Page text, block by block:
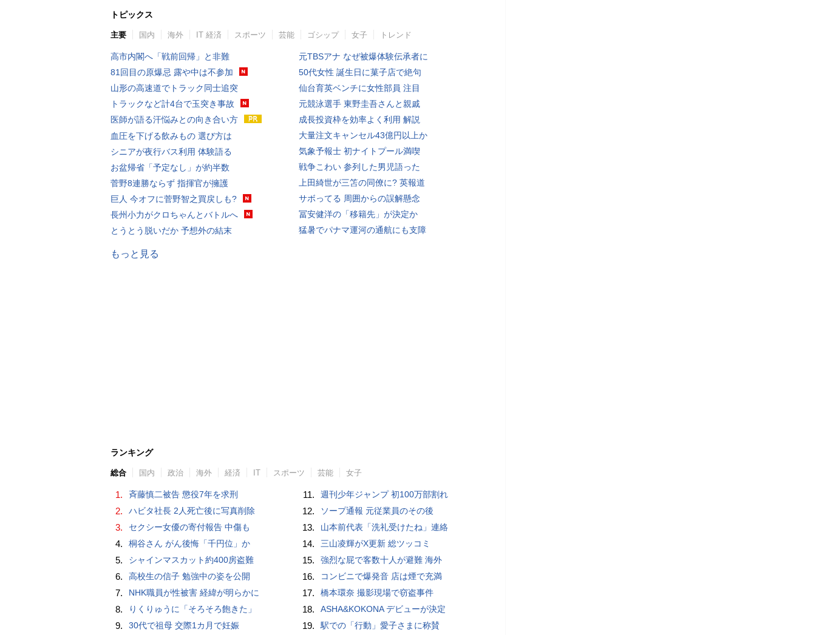
トピックス
主要 国内 海外 IT 経済 スポーツ 芸能 ゴシップ 女子 トレンド
高市内閣へ「戦前回帰」と非難
81回目の原爆忌 露や中は不参加
山形の高速道でトラック同士追突
トラックなど計4台で玉突き事故
医師が語る汗悩みとの向き合い方
血圧を下げる飲みもの 選び方は
シニアが夜行バス利用 体験語る
お盆帰省「予定なし」が約半数
菅野8連勝ならず 指揮官が擁護
巨人 今オフに菅野智之買戻しも?
長州小力がクロちゃんとバトルへ
とうとう脱いだか 予想外の結末
元TBSアナ なぜ被爆体験伝承者に
50代女性 誕生日に菓子店で絶句
仙台育英ベンチに女性部員 注目
元競泳選手 東野圭吾さんと親戚
成長投資枠を効率よく利用 解説
大量注文キャンセル43億円以上か
気象予報士 初ナイトプール満喫
戦争こわい 参列した男児語った
上田綺世が三笘の同僚に? 英報道
サボってる 周囲からの誤解懸念
冨安健洋の「移籍先」が決定か
猛暑でパナマ運河の通航にも支障
もっと見る
ランキング
総合 国内 政治 海外 経済 IT スポーツ 芸能 女子
1. 斉藤慎二被告 懲役7年を求刑
2. ハビタ社長 2人死亡後に写真削除
3. セクシー女優の寄付報告 中傷も
4. 桐谷さん がん後悔「千円位」か
5. シャインマスカット約400房盗難
6. 高校生の信子 勉強中の姿を公開
7. NHK職員が性被害 経緯が明らかに
8. りくりゅうに「そろそろ飽きた」
9. 30代で祖母 交際1カ月で妊娠
11. 週刊少年ジャンプ 初100万部割れ
12. ソープ通報 元従業員のその後
13. 山本前代表「洗礼受けたね」連絡
14. 三山凌輝がX更新 総ツッコミ
15. 強烈な屁で客数十人が避難 海外
16. コンビニで爆発音 店は煙で充満
17. 橋本環奈 撮影現場で窃盗事件
18. ASHA&KOKONA デビューが決定
19. 駅での「行動」愛子さまに称賛